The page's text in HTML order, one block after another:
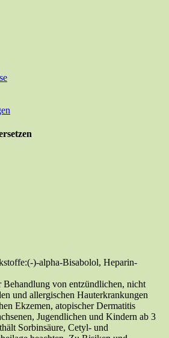
)-alpha-Bisabolol, Heparin-
von entzündlichen, nicht
und allergischen Hauterkrankungen
Ekzemen, atopischer Dermatitis
Jugendlichen und Kindern ab 3
Sorbinsäure, Cetyl- und